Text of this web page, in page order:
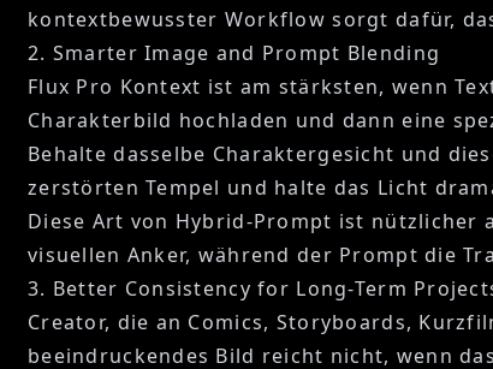
kontextbewusster Workflow sorgt dafür,
2. Smarter Image and Prompt Blending
Flux Pro Kontext ist am stärksten, wenn
Charakterbild hochladen und dann eine
Behalte dasselbe Charaktergesicht und
zerstörten Tempel und halte das Licht
Diese Art von Hybrid-Prompt ist nützlicher
visuellen Anker, während der Prompt die
3. Better Consistency for Long-Term
Creator, die an Comics, Storyboards,
beeindruckendes Bild reicht nicht, wenn